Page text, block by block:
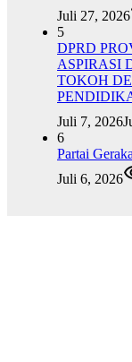
Juli 27, 2026
5
DPRD
ASPIRASI
TOKOH
Juli 7, 2026
6
Partai
Juli 6, 2026